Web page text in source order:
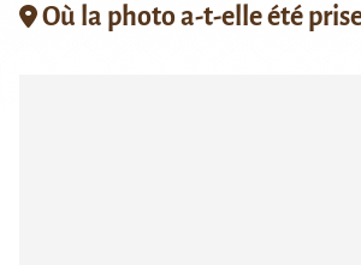
Où la photo a-t-elle été